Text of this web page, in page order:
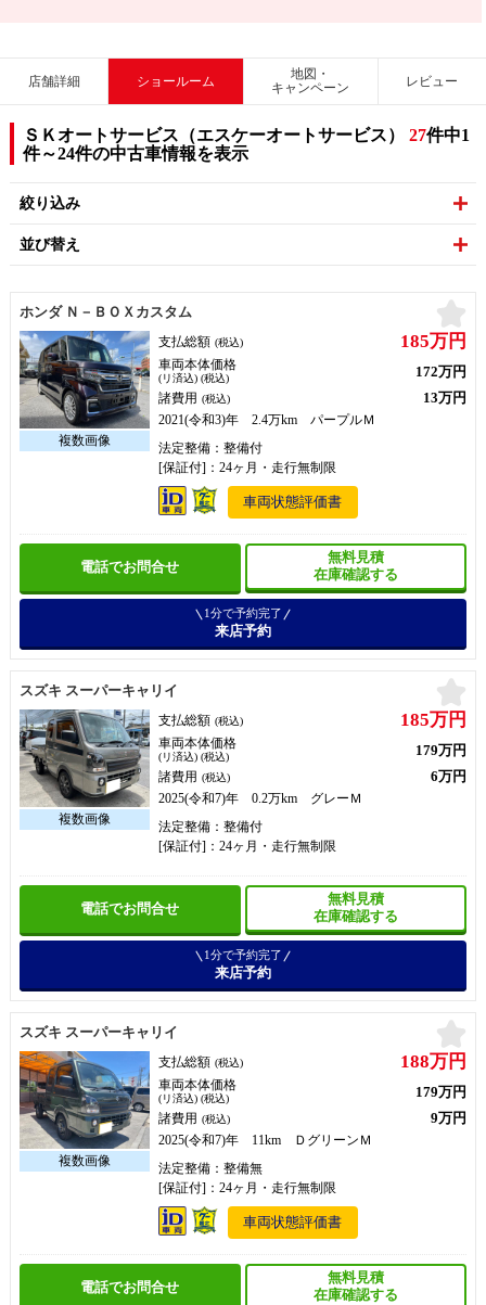
店舗詳細 ショールーム
地図・
キャンペーン
レビュー
ＳＫオートサービス（エスケーオートサービス） 27件中1
件～24件の中古車情報を表示
絞り込み
並び替え
ホンダ Ｎ－ＢＯＸカスタム
支払総額 (税込) 185万円
車両本体価格
(リ済込) (税込) 172万円
諸費用 (税込) 13万円
2021(令和3)年 2.4万km パープルＭ
法定整備：整備付
[保証付]：24ヶ月・走行無制限
車両状態評価書
電話でお問合せ
無料見積
在庫確認する
1分で予約完了
来店予約
スズキ スーパーキャリイ
支払総額 (税込) 185万円
車両本体価格
(リ済込) (税込) 179万円
諸費用 (税込) 6万円
2025(令和7)年 0.2万km グレーＭ
法定整備：整備付
[保証付]：24ヶ月・走行無制限
電話でお問合せ
無料見積
在庫確認する
1分で予約完了
来店予約
スズキ スーパーキャリイ
支払総額 (税込) 188万円
車両本体価格
(リ済込) (税込) 179万円
諸費用 (税込) 9万円
2025(令和7)年 11km ＤグリーンＭ
法定整備：整備無
[保証付]：24ヶ月・走行無制限
車両状態評価書
電話でお問合せ
無料見積
在庫確認する